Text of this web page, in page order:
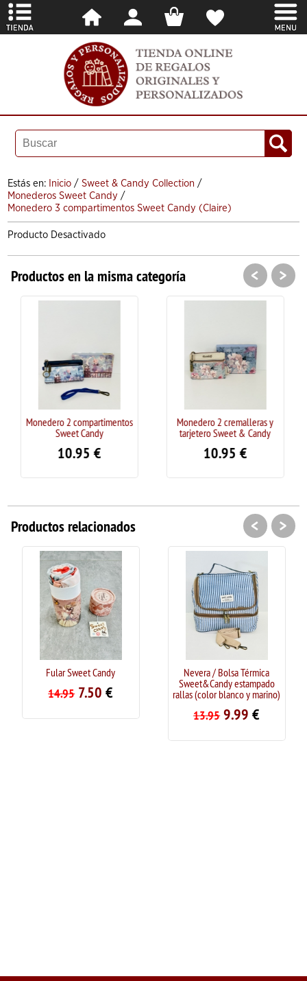
Estás en: Inicio /Sweet & Candy Collection /
Monederos Sweet Candy /
Monedero 3 compartimentos Sweet Candy (Claire)
Producto Desactivado
Productos en la misma categoría
compartimentos
Monedero 2 cremalleras y
tarjetero Sweet & Candy
Monedero 2
tarjetero
< >
Productos relacionados
Sweet Candy
7.50€
Nevera / Bolsa Térmica
Sweet&Candy estampado
rallas (color blanco y marino)
9.99€
< >